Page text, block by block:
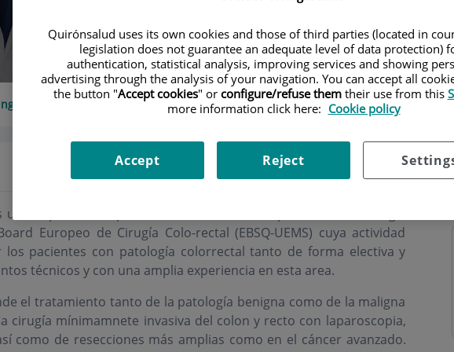
hours
despacho compuesto de dos médicos especialistas en Cirugía
Europeo de Cirugía Colo-rectal (EBSQ-UEMS) cuya actividad
los pacientes con patología colorrectal tanto de forma electiva y
técnicos y con una amplia experiencia en esta area.
el tratamiento tanto de la patología benigna como de la maligna
cirugía mínimamnete invasiva del colon y recto con laparoscopia,
como de resecciones más amplias como en el cáncer avanzado.
Quirónsalud uses its own cookies and those of third parties (located in
legislation does not guarantee an adequate level of data protection)
authentication, statistical analysis, improving services and showing
advertising through the analysis of your navigation. You can accept all
the button "Accept cookies" or configure/refuse themtheir use from this
more information click here: Cookie policy
Reject
Accept